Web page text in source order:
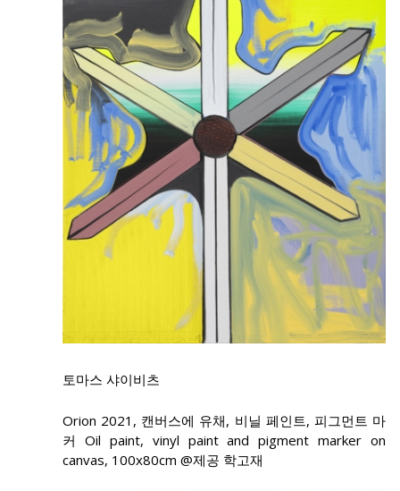
토마스 샤이비츠
Orion 2021, 캔버스에 유채, 비닐 페인트, 피그먼트 마
커 Oil paint, vinyl paint and pigment marker on
canvas, 100x80cm @제공 학고재